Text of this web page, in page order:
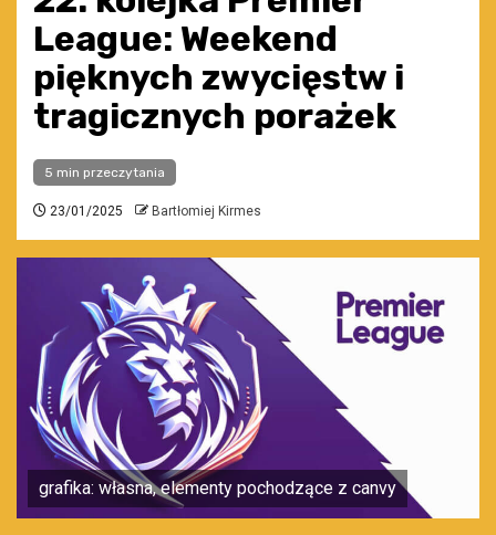
League: Weekend
pięknych zwycięstw i
tragicznych porażek
5 min przeczytania
23/01/2025 Bartłomiej Kirmes
grafika: własna, elementy pochodzące z canvy